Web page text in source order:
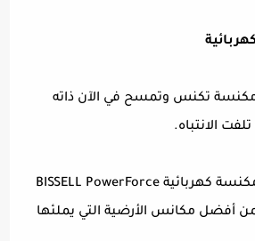
مكنسة تكنس وتمسح في الآن ذاته
الانتباه.
فحتما ستحتاج إلى مكنسة كهربائية BISSELL PowerForce
أفضل مكانس الأرضية التي يملئها